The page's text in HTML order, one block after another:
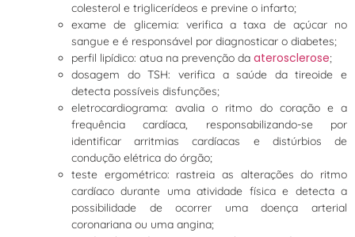
colesterol e triglicerídeos e previne o infarto;
exame de glicemia: verifica a taxa de açúcar no
sangue e é responsável por diagnosticar o diabetes;
perfil lipídico: atua na prevenção da aterosclerose;
dosagem do TSH: verifica a saúde da tireoide e
detecta possíveis disfunções;
eletrocardiograma: avalia o ritmo do coração e a
frequência cardíaca, responsabilizando-se por
identificar arritmias cardíacas e distúrbios de
condução elétrica do órgão;
teste ergométrico: rastreia as alterações do ritmo
cardíaco durante uma atividade física e detecta a
possibilidade de ocorrer uma doença arterial
coronariana ou uma angina;